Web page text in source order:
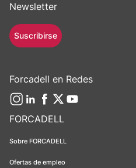
FORCADELL
Sobre FORCADELL
Ofertas de empleo
Newsletter
Suscribirse
Forcadell en Redes